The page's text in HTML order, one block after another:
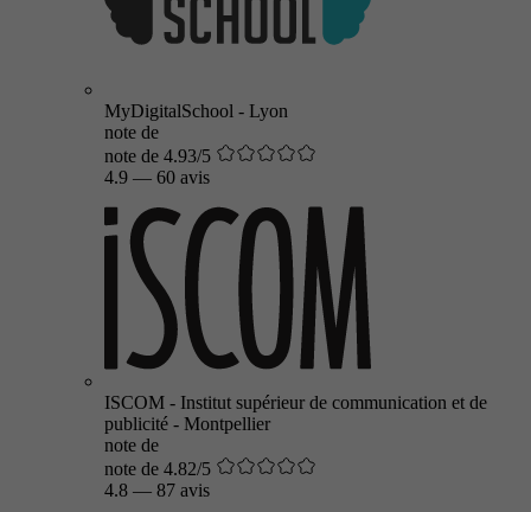
MyDigitalSchool - Lyon
note de
note de 4.93/5
4.9 — 60 avis
ISCOM - Institut supérieur de communication et de
publicité - Montpellier
note de
note de 4.82/5
4.8 — 87 avis